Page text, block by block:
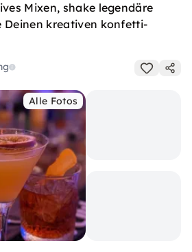
Mixen, shake legendäre
Deinen kreativen konfetti-
Alle Fotos